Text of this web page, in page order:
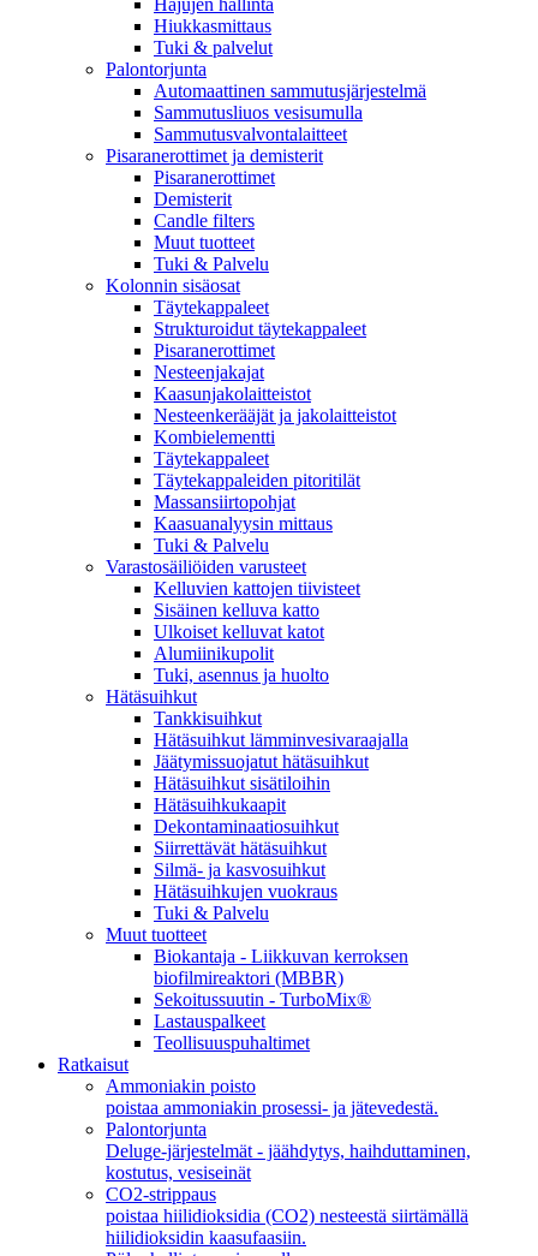
Hajujen hallinta
Hiukkasmittaus
Tuki & palvelut
Palontorjunta
Automaattinen sammutusjärjestelmä
Sammutusliuos vesisumulla
Sammutusvalvontalaitteet
Pisaranerottimet ja demisterit
Pisaranerottimet
Demisterit
Candle filters
Muut tuotteet
Tuki & Palvelu
Kolonnin sisäosat
Täytekappaleet
Strukturoidut täytekappaleet
Pisaranerottimet
Nesteenjakajat
Kaasunjakolaitteistot
Nesteenkerääjät ja jakolaitteistot
Kombielementti
Täytekappaleet
Täytekappaleiden pitoritilät
Massansiirtopohjat
Kaasuanalyysin mittaus
Tuki & Palvelu
Varastosäiliöiden varusteet
Kelluvien kattojen tiivisteet
Sisäinen kelluva katto
Ulkoiset kelluvat katot
Alumiinikupolit
Tuki, asennus ja huolto
Hätäsuihkut
Tankkisuihkut
Hätäsuihkut lämminvesivaraajalla
Jäätymissuojatut hätäsuihkut
Hätäsuihkut sisätiloihin
Hätäsuihkukaapit
Dekontaminaatiosuihkut
Siirrettävät hätäsuihkut
Silmä- ja kasvosuihkut
Hätäsuihkujen vuokraus
Tuki & Palvelu
Muut tuotteet
Biokantaja - Liikkuvan kerroksen
biofilmireaktori (MBBR)
Sekoitussuutin - TurboMix®
Lastauspalkeet
Teollisuuspuhaltimet
Ratkaisut
Ammoniakin poisto
poistaa ammoniakin prosessi- ja jätevedestä.
Palontorjunta
Deluge-järjestelmät - jäähdytys, haihduttaminen,
kostutus, vesiseinät
CO2-strippaus
poistaa hiilidioksidia (CO2) nesteestä siirtämällä
hiilidioksidin kaasufaasiin.